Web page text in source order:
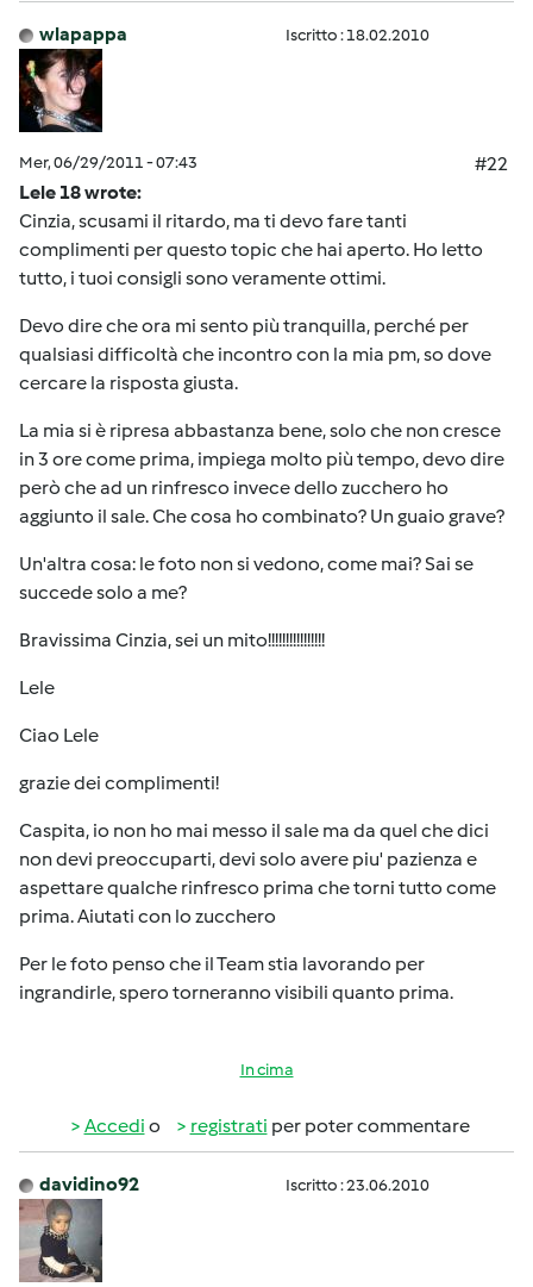
wlapappa Iscritto : 18.02.2010
Mer, 06/29/2011 - 07:43
#22
Lele 18 wrote:
Cinzia, scusami il ritardo, ma ti devo fare tanti
complimenti per questo topic che hai aperto. Ho letto
tutto, i tuoi consigli sono veramente ottimi.
Devo dire che ora mi sento più tranquilla, perché per
qualsiasi difficoltà che incontro con la mia pm, so dove
cercare la risposta giusta.
La mia si è ripresa abbastanza bene, solo che non cresce
in 3 ore come prima, impiega molto più tempo, devo dire
però che ad un rinfresco invece dello zucchero ho
aggiunto il sale. Che cosa ho combinato? Un guaio grave?
Un'altra cosa: le foto non si vedono, come mai? Sai se
succede solo a me?
Bravissima Cinzia, sei un mito!!!!!!!!!!!!!!!!
Lele
Ciao Lele
grazie dei complimenti!
Caspita, io non ho mai messo il sale ma da quel che dici
non devi preoccuparti, devi solo avere piu' pazienza e
aspettare qualche rinfresco prima che torni tutto come
prima. Aiutati con lo zucchero
Per le foto penso che il Team stia lavorando per
ingrandirle, spero torneranno visibili quanto prima.
In cima
Accedi o registrati per poter commentare
davidino92 Iscritto : 23.06.2010